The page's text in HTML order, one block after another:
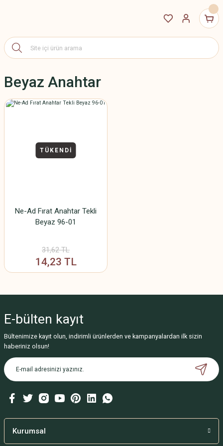
Beyaz Anahtar
TÜKENDİ
Ne-Ad Fırat Anahtar Tekli
Beyaz 96-01
31,62 TL
14,23 TL
E-bülten kayıt
Bültenimize kayıt olun, indirimli ürünlerden ve kampanyalardan ilk sizin
haberiniz olsun!
Kurumsal